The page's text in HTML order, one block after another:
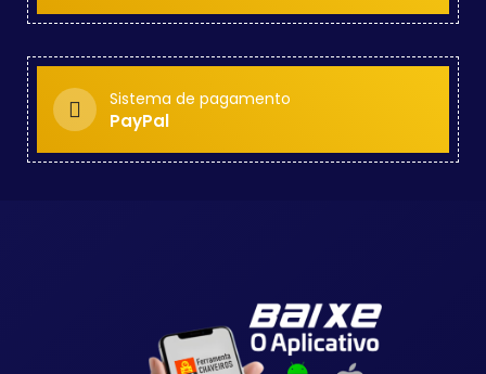
Sistema de pagamento
PayPal